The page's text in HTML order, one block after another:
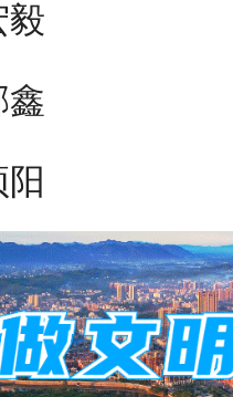
毅
鑫